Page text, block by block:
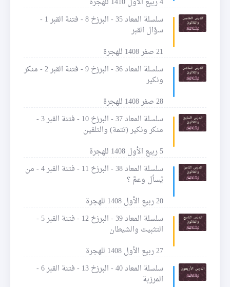
سلسلة المعاد 35 - البرزخ 8 - فتنة القبر 1 -
سؤال القبر
21 صفر 1408 للهجرة
سلسلة المعاد 36 - البرزخ 9 - فتنة القبر 2 - منكر
ونكير
28 صفر 1408 للهجرة
سلسلة المعاد 37 - البرزخ 10 - فتنة القبر 3 -
منكر ونكير (تتمة) والتلقين
5 ربيع الأول 1408 للهجرة
سلسلة المعاد 38 - البرزخ 11 - فتنة القبر 4 - من
يُسأل وعمَّ ؟
20 ربيع الأول 1408 للهجرة
سلسلة المعاد 39 - البرزخ 12 - فتنة القبر 5 -
التثبيت والشيطان
27 ربيع الأول 1408 للهجرة
سلسلة المعاد 40 - البرزخ 13 - فتنة القبر 6 -
المرزبة